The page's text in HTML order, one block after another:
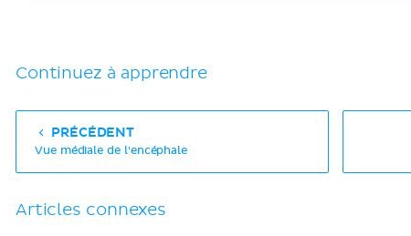
Continuez à apprendre
PRÉCÉDENT
Vue médiale de l'encéphale
Articles connexes